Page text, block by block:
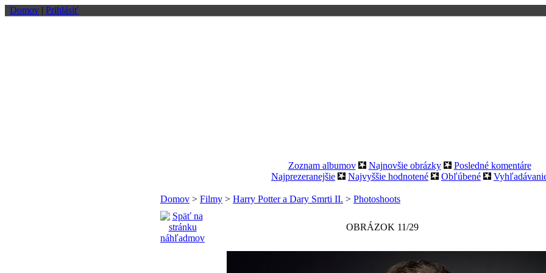
Domov | Prihlásiť
Zoznam albumov Najnovšie obrázky
Posledné komentáre
Najprezeranejšie
Najvyššie hodnotené Obľúbené
Domov > Filmy > Harry Potter a Dary Smrti II. > Photoshoots
OBRÁZOK 11/29